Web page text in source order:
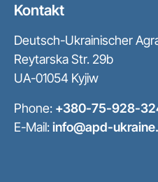
Kontakt
Deutsch-Ukrainischer
Reytarska Str. 29b
UA-01054 Kyjiw
Phone: +380-75-928-
E-Mail:info@apd-